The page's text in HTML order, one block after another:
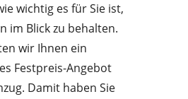
wichtig es für Sie ist,
im Blick zu behalten.
wir Ihnen ein
Festpreis-Angebot
Damit haben Sie